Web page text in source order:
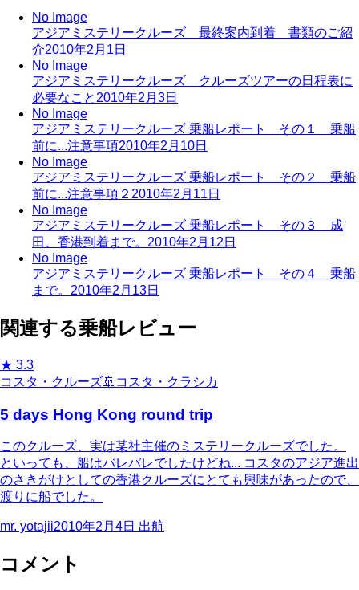
No Image
アジアミステリークルーズ 最終案内到着 書類のご紹
介2010年2月1日
No Image
アジアミステリークルーズ クルーズツアーの日程表に
必要なこと 2010年2月3日
No Image
アジアミステリークルーズ 乗船レポート その１ 乗船
前に...注意事項2010年2月10日
No Image
アジアミステリークルーズ 乗船レポート その２ 乗船
前に...注意事項２ 2010年2月11日
No Image
アジアミステリークルーズ 乗船レポート その３ 成
田、香港到着まで。 2010年2月12日
No Image
アジアミステリークルーズ 乗船レポート その４ 乗船
まで。 2010年2月13日
関連する乗船レビュー
★ 3.3
コスタ・クルーズ🚢 コスタ・クラシカ
5 days Hong Kong round trip
このクルーズ、実は某社主催のミステリークルーズでした。
といっても、船はバレバレでしたけどね... コスタのアジア進出
のさきがけとしての香港クルーズにとても興味があったので、
渡りに船でした。
mr. yotajii2010年2月4日 出航
コメント